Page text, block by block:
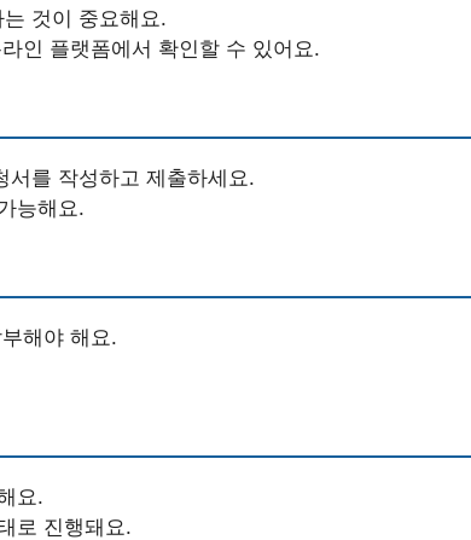
것이 중요해요.
인 플랫폼에서 확인할 수 있어요.
서를 작성하고 제출하세요.
능해요.
해야 해요.
요.
로 진행돼요.